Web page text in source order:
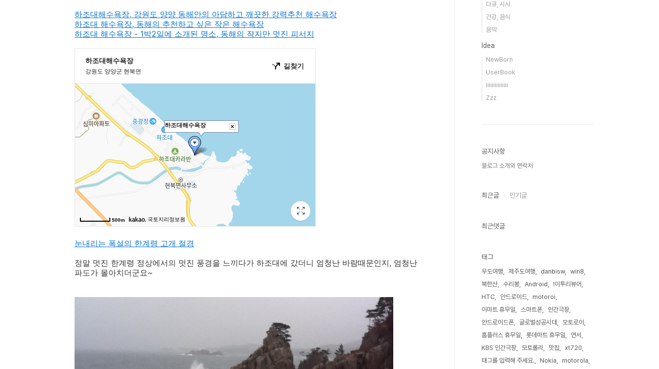
하조대해수욕장, 강원도 양양 동해안의 아담하고 깨끗한 강력추천 해수욕장
하조대 해수욕장, 동해의 추천하고 싶은 작은 해수욕장
하조대 해수욕장 - 1박2일에 소개된 명소, 동해의 작지만 멋진 피서지
눈내리는 폭설의 한계령 고개 절경
정말 멋진 한계령 정상에서의 멋진 풍경을 느끼다가 하조대에 갔더니 엄청난 바람때문인지, 엄청난
파도가 몰아치더군요~
다큐, 시사
건강, 음식
음악
Idea
NewBorn
UserBook
iiiiiiiiiiiiiii
Zzz
공지사항
블로그 소개와 연락처
최근글 인기글
최근댓글
태그
우도여행 제주도여행 danbisw
win8
북한산
수리봉 Android
!이투리뷰어
HTC
안드로이드
motoroi
이마트 휴무일
스마트폰
인간극장
안드로이드폰
글로벌성공시대
모토로이
홈플러스 휴무일
롯데마트 휴무일
연서
KBS 인간극장
모토롤라 맛집
xt720
태그를 입력해 주세요.
Nokia
motorola